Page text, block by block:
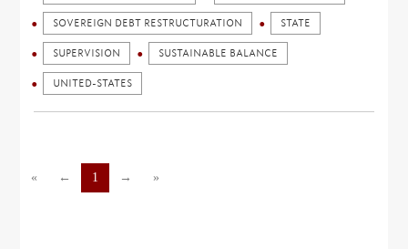
SOVEREIGN DEBT RESTRUCTURATION STATE
SUPERVISION SUSTAINABLE BALANCE
UNITED-STATES
« ← 1 → »